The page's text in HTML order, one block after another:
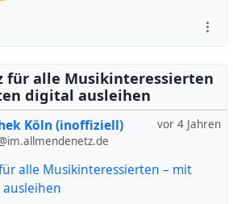
für alle Musikinteressierten
digital ausleihen
vor 4 Jahren
Köln (inoffiziell)
alle Musikinteressierten – mit